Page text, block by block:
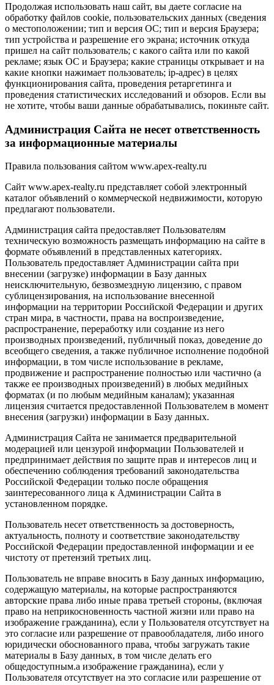
Продолжая использовать наш сайт, вы даете согласие на
обработку файлов cookie, пользовательских данных (сведения
о местоположении; тип и версия ОС; тип и версия Браузера;
тип устройства и разрешение его экрана; источник откуда
пришел на сайт пользователь; с какого сайта или по какой
рекламе; язык ОС и Браузера; какие страницы открывает и на
какие кнопки нажимает пользователь; ip-адрес) в целях
функционирования сайта, проведения ретаргетинга и
проведения статистических исследований и обзоров. Если вы
не хотите, чтобы ваши данные обрабатывались, покиньте сайт.
Администрация Сайта не несет ответственность
за информационные материалы
Правила пользования сайтом www.apex-realty.ru
Сайт www.apex-realty.ru представляет собой электронный
каталог объявлений о коммерческой недвижимости, которую
предлагают пользователи.
Администрация сайта предоставляет Пользователям
техническую возможность размещать информацию на сайте в
формате объявлений в представленных категориях.
Пользователь предоставляет Администрации сайта при
внесении (загрузке) информации в Базу данных
неисключительную, безвозмездную лицензию, с правом
сублицензирования, на использование внесенной
информации на территории Российской Федерации и других
стран мира, в частности, права на воспроизведение,
распространение, переработку или создание из него
производных произведений, публичный показ, доведение до
всеобщего сведения, а также публичное исполнение подобной
информации, в том числе использование в рекламе,
продвижение и распространение полностью или частично (а
также ее производных произведений) в любых медийных
форматах (и по любым медийным каналам); указанная
лицензия считается предоставленной Пользователем в момент
внесения (загрузки) информации в Базу данных.
Администрация Сайта не занимается предварительной
модерацией или цензурой информации Пользователей и
предпринимает действия по защите прав и интересов лиц и
обеспечению соблюдения требований законодательства
Российской Федерации только после обращения
заинтересованного лица к Администрации Сайта в
установленном порядке.
Пользователь несет ответственность за достоверность,
актуальность, полноту и соответствие законодательству
Российской Федерации предоставленной информации и ее
чистоту от претензий третьих лиц.
Пользователь не вправе вносить в Базу данных информацию,
содержащую материалы, на которые распространяются
авторские права либо иные права третьей стороны, (включая
право на неприкосновенность частной жизни или право на
изображение гражданина), если у Пользователя отсутствует на
это согласие или разрешение от правообладателя, либо иного
юридически обоснованного права, чтобы загружать такие
материалы в Базу данных, в том числе делать его
общедоступным.а изображение гражданина), если у
Пользователя отсутствует на это согласие или разрешение от